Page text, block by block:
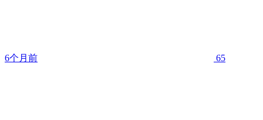
6个月前 65